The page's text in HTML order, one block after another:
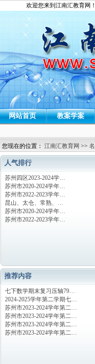
欢迎您来到江南汇教育网！
网站首页 教案学案
您现在的位置： 江南汇教育网 >>
人气排行
苏州四区2023-2024学…
苏州市2020-2024学年…
苏州市2022-2023学年…
昆山、太仓、常熟、…
苏州市2020-2024学年…
苏州市2022-2023学年…
推荐内容
七下数学期末复习压轴79…
2024-2025学年第二学期七…
苏州市2023-2024学年第二…
苏州市2023-2024学年第二…
苏州市2023-2024学年第二…
苏州市2023-2024学年第二…